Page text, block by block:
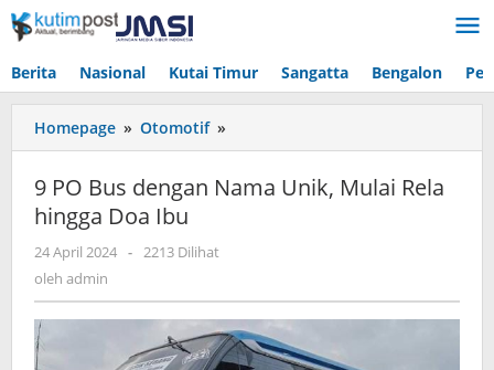
Lewati
ke
Berita Nasional Kutai Timur Sangatta Bengalon
Homepage » Otomotif »
PO
dengan
Doa
Ibu
9 PO Bus dengan Nama Unik, Mulai Rela
hingga Doa Ibu
24 April 2024 oleh
- 2213 Dilihat
oleh admin